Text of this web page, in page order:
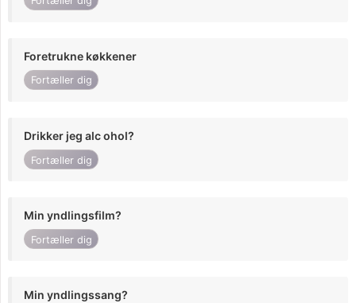
Foretrukne køkkener
Fortæller dig
Drikker jeg alc ohol?
Fortæller dig
Min yndlingsfilm?
Fortæller dig
Min yndlingssang?